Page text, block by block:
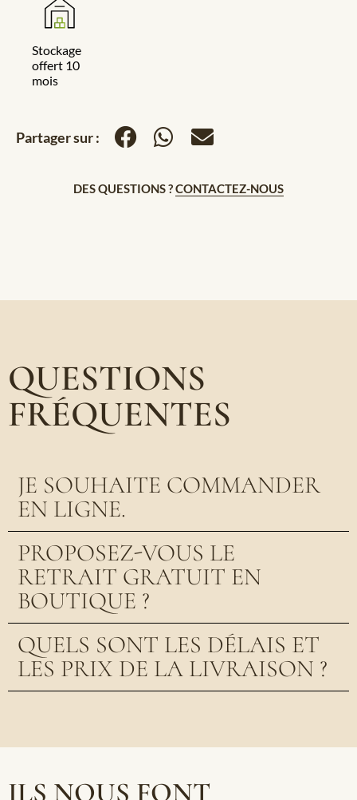
DES QUESTIONS ?CONTACTEZ-NOUS
Stockage
offert 10
mois
Partager sur :
QUESTIONS
FRÉQUENTES
JE SOUHAITE COMMANDER
EN LIGNE.
PROPOSEZ-VOUS LE
RETRAIT GRATUIT EN
BOUTIQUE ?
QUELS SONT LES DÉLAIS ET
LES PRIX DE LA LIVRAISON ?
ILS NOUS FONT